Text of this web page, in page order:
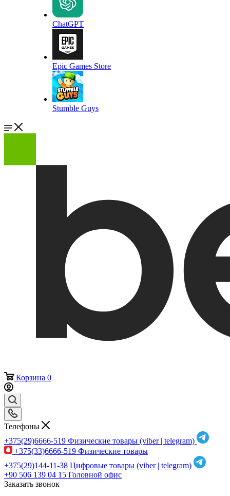
ChatGPT
Epic Games Store
Stumble Guys
Корзина 0
Телефоны
+375(29)6666-519 Физические товары (viber | telegram)
+375(33)6666-519 Физические товары
+375(29)144-11-38 Цифровые товары (viber | telegram)
+90 506 139 04 15 Головной офис
Заказать звонок